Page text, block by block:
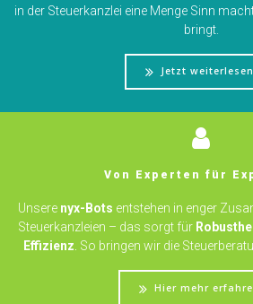
in der Steuerkanzlei eine Menge Sinn
bringt.
Jetzt weiterlesen
Von Experten für
Unsere nyx-Bots entstehen in enger
Steuerkanzleien – das sorgt für R
Effizienz. So bringen wir die
Hier mehr